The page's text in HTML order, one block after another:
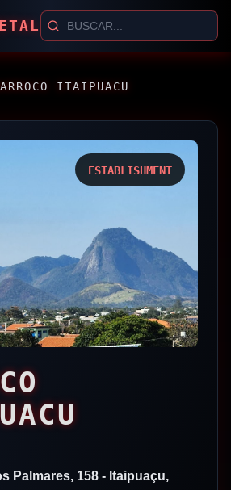
ITAIPUACU
ESTABLISHMENT
Palmares, 158 - Itaipuaçu,